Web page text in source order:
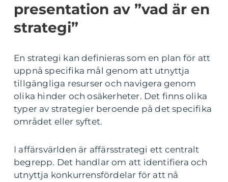
presentation av ”vad är en
strategi”
En strategi kan definieras som en plan för att
uppnå specifika mål genom att utnyttja
tillgängliga resurser och navigera genom
olika hinder och osäkerheter. Det finns olika
typer av strategier beroende på det specifika
området eller syftet.
I affärsvärlden är affärsstrategi ett centralt
begrepp. Det handlar om att identifiera och
utnyttja konkurrensfördelar för att nå